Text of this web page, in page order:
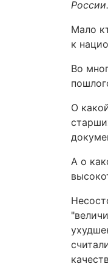
России.
Мало
к
Во
О
А о